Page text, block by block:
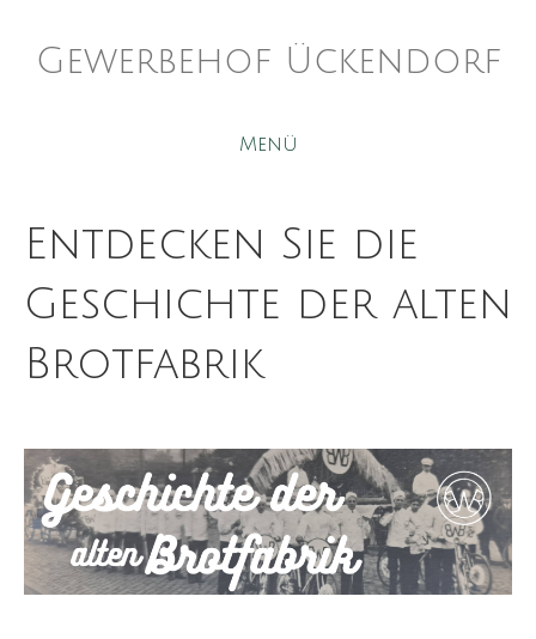
Gewerbehof Ückendorf
Menü
Entdecken Sie die
Geschichte der alten
Brotfabrik